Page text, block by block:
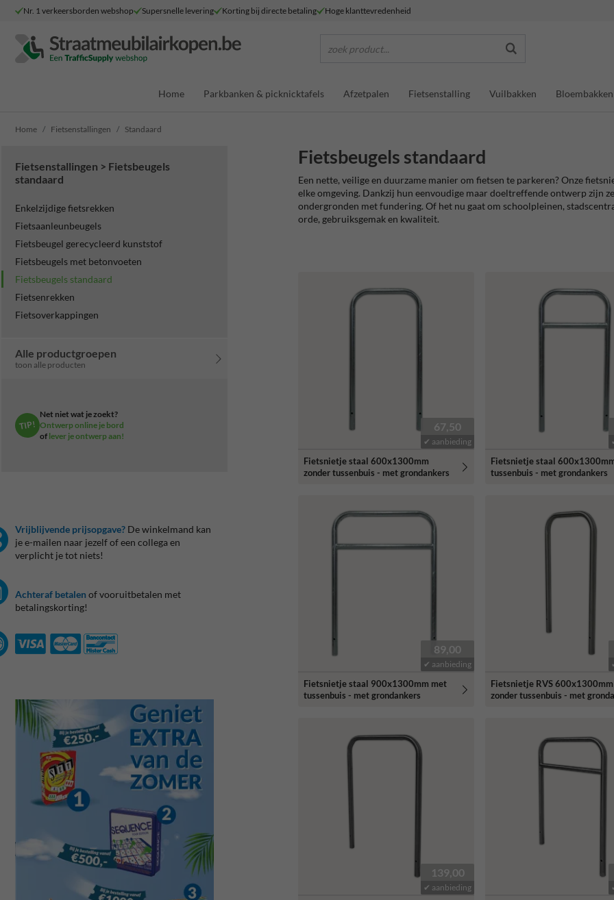
Nr. 1 verkeersborden webshop Supersnelle levering Korting bij directe betaling Hoge klanttevredenheid
zoek product...
Home Parkbanken & picknicktafels Afzetpalen Fietsenstalling Vuilbakken Bloembakken
Home Fietsenstallingen Standaard
Fietsenstallingen > Fietsbeugels
standaard
Enkelzijdige fietsrekken
Fietsaanleunbeugels
Fietsbeugel gerecycleerd kunststof
Fietsbeugels met betonvoeten
Fietsbeugels standaard
Fietsenrekken
Fietsoverkappingen
Alle productgroepen
toon alle producten
TIP!
Net niet wat je zoekt?
Ontwerp online je bord
of lever je ontwerp aan!
Vrijblijvende prijsopgave? De winkelmand kan
je e-mailen naar jezelf of een collega en
verplicht je tot niets!
Achteraf betalen of vooruitbetalen met
betalingskorting!
Fietsbeugels standaard
Een nette, veilige en duurzame manier om fietsen te parkeren? Onze
elke omgeving. Dankzij hun eenvoudige maar doeltreffende ontwerp zijn
ondergronden met fundering. Of het nu gaat om schoolpleinen,
orde, gebruiksgemak en kwaliteit.
67,50
✔ aanbieding
Fietsnietje staal 600x1300mm
zonder tussenbuis - met grondankers
Fietsnietje staal
tussenbuis - met grondankers
89,00
✔ aanbieding
Fietsnietje staal 900x1300mm met
tussenbuis - met grondankers
Fietsnietje RVS 600x1300mm
zonder tussenbuis - met
139,00
✔ aanbieding